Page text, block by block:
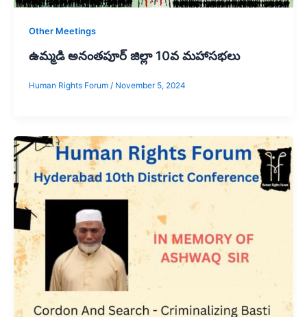
Other Meetings
ఉమ్మడి అనంతపూర్ జిల్లా 10వ మహాసభలు
Human Rights Forum / November 5, 2024